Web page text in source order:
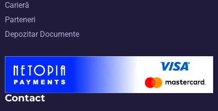
Carieră
Parteneri
Depozitar Documente
Contact